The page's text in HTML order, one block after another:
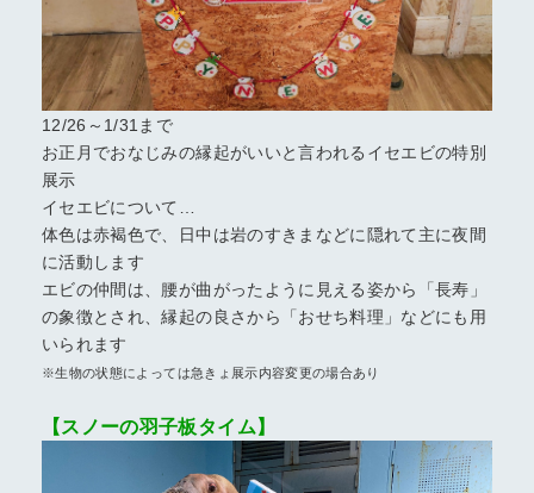
12/26～1/31まで
お正月でおなじみの縁起がいいと言われるイセエビの特別
展示
イセエビについて…
体色は赤褐色で、日中は岩のすきまなどに隠れて主に夜間
に活動します
エビの仲間は、腰が曲がったように見える姿から「長寿」
の象徴とされ、縁起の良さから「おせち料理」などにも用
いられます
※生物の状態によっては急きょ展示内容変更の場合あり
【スノーの羽子板タイム】